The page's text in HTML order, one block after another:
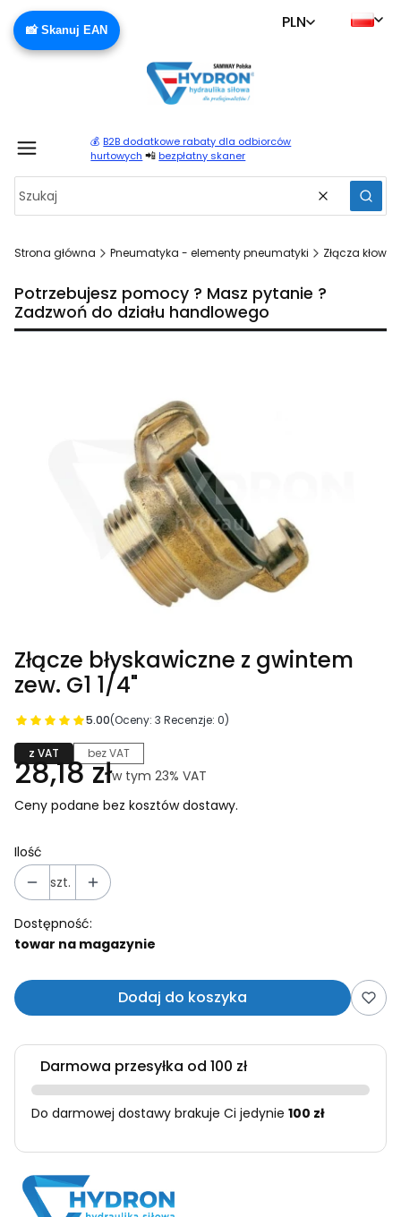
📸 Skanuj EAN PLN
💰 B2B dodatkowe rabaty dla odbiorców
hurtowych 📲 bezpłatny skaner
Wyczyść
Strona główna Pneumatyka - elementy pneumatyki Złącza
Potrzebujesz pomocy ? Masz pytanie ?
Zadzwoń do działu handlowego
Złącze błyskawiczne z gwintem
zew. G1 1/4"
5.00(Oceny: 3 Recenzje: 0)
z VAT bez VAT
Cena
28,18 złw tym 23% VAT
w tym 23% VAT
Ceny podane bez kosztów dostawy.
Ilość
szt.
Dostępność:
towar na magazynie
Dodaj do koszyka
Darmowa przesyłka od 100 zł
Do darmowej dostawy brakuje Ci jedynie 100 zł